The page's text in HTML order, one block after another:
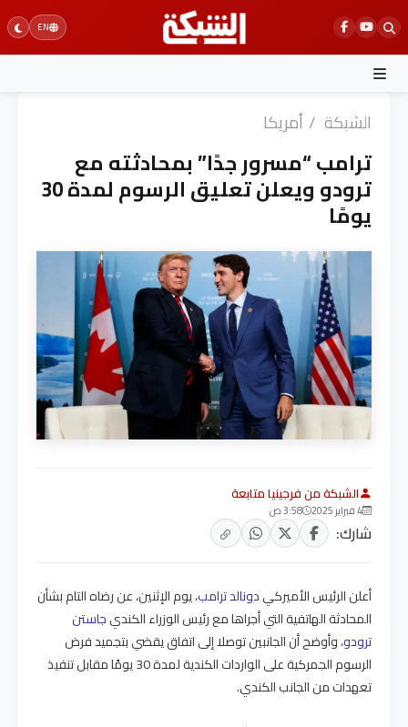
Skip
to
content
EN
الشبكة / أمريكا
ترامب “مسرور جدًا” بمحادثته مع
ترودو ويعلن تعليق الرسوم لمدة 30
يومًا
الشبكة من فرجينيا متابعة
4 فبراير 2025 3:58 ص
شارك:
أعلن الرئيس الأميركيدونالد ترامب، يوم الإثنين، عن رضاه التام بشأن
المحادثة الهاتفية التي أجراها مع رئيس الوزراء الكنديجاستن
ترودو،وأوضح أن الجانبين توصلا إلى اتفاق يقضي بتجميد فرض
الرسوم الجمركية على الواردات الكندية لمدة 30 يومًا مقابل تنفيذ
تعهدات من الجانب الكندي.